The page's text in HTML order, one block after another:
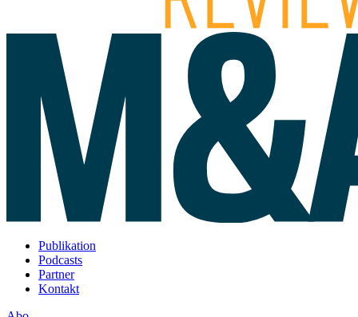
Publikation
Podcasts
Partner
Kontakt